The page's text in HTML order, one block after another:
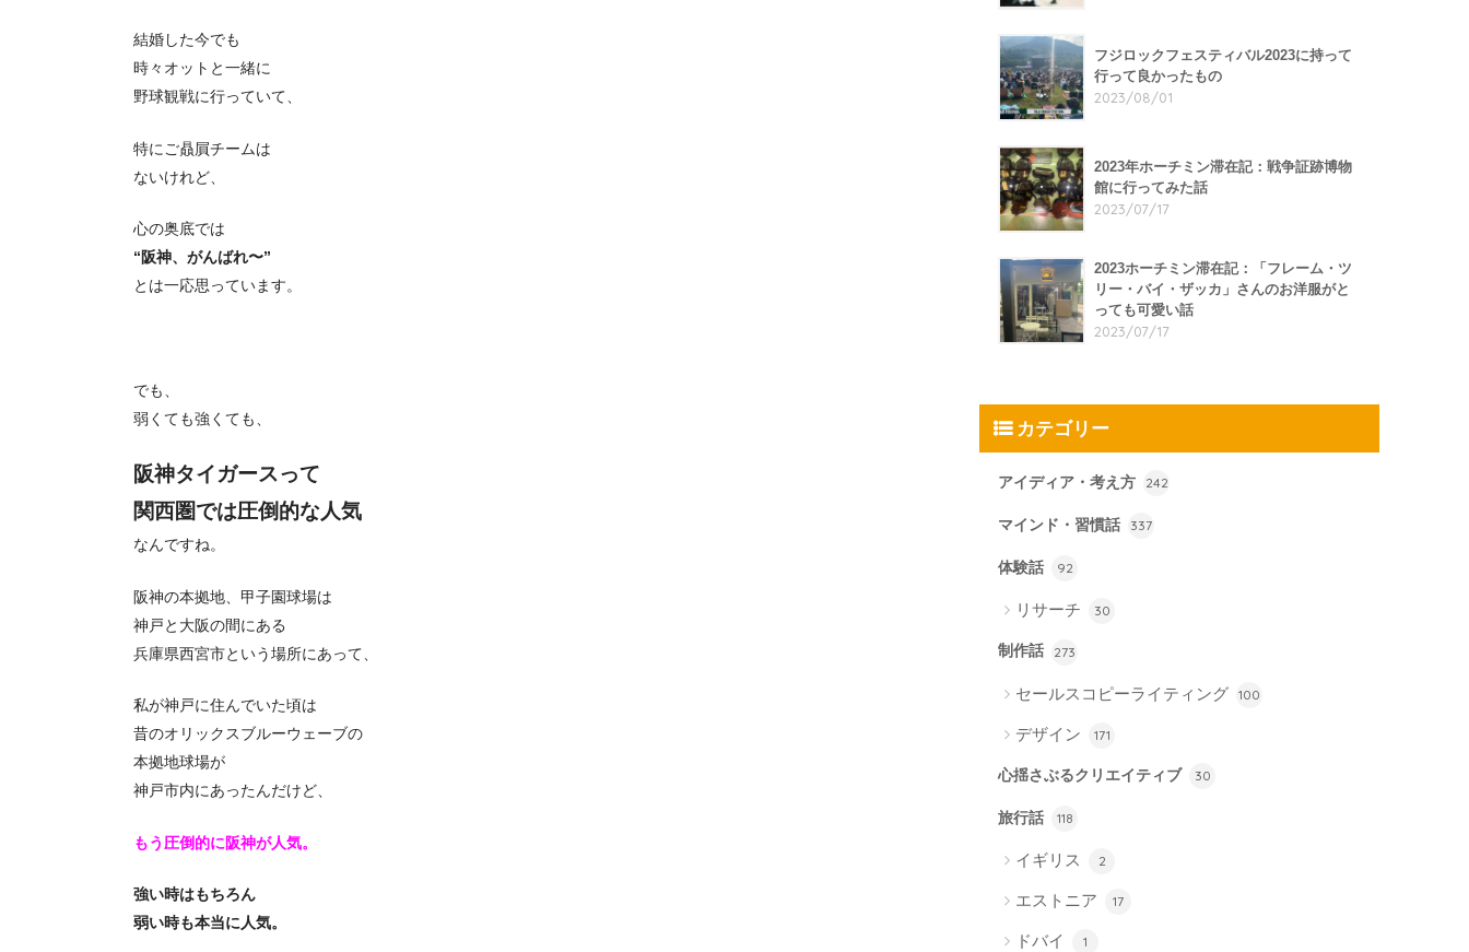
結婚した今でも
時々オットと一緒に
野球観戦に行っていて、
特にご贔屓チームは
ないけれど、
心の奥底では
“阪神、がんばれ〜”
とは一応思っています。
でも、
弱くても強くても、
阪神タイガースって
関西圏では圧倒的な人気
なんですね。
阪神の本拠地、甲子園球場は
神戸と大阪の間にある
兵庫県西宮市という場所にあって、
私が神戸に住んでいた頃は
昔のオリックスブルーウェーブの
本拠地球場が
神戸市内にあったんだけど、
もう圧倒的に阪神が人気。
強い時はもちろん
弱い時も本当に人気。
フジロックフェスティバル2023に持って
行って良かったもの
2023/08/01
2023年ホーチミン滞在記：戦争証跡博物
館に行ってみた話
2023/07/17
2023ホーチミン滞在記：「フレーム・ツ
リー・バイ・ザッカ」さんのお洋服がと
っても可愛い話
2023/07/17
カテゴリー
アイディア・考え方 242
マインド・習慣話 337
体験話 92
リサーチ 30
制作話 273
セールスコピーライティング 100
デザイン 171
心揺さぶるクリエイティブ 30
旅行話 118
イギリス 2
エストニア 17
ドバイ 1